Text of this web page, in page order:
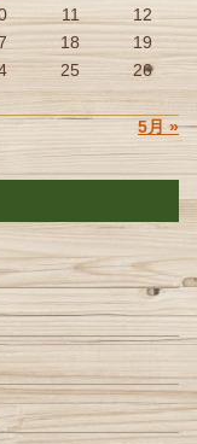
5月 »
11
12
18
19
25
26